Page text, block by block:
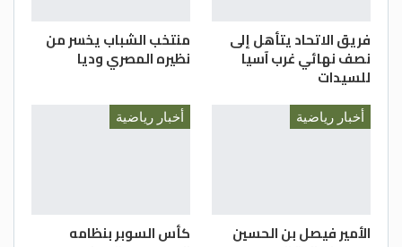
فريق الاتحاد يتأهل إلى
نصف نهائي غرب آسيا
للسيدات
منتخب الشباب يخسر من
نظيره المصري وديا
أخبار رياضية
الأمير فيصل بن الحسين
أخبار رياضية
كأس السوبر بنظامه